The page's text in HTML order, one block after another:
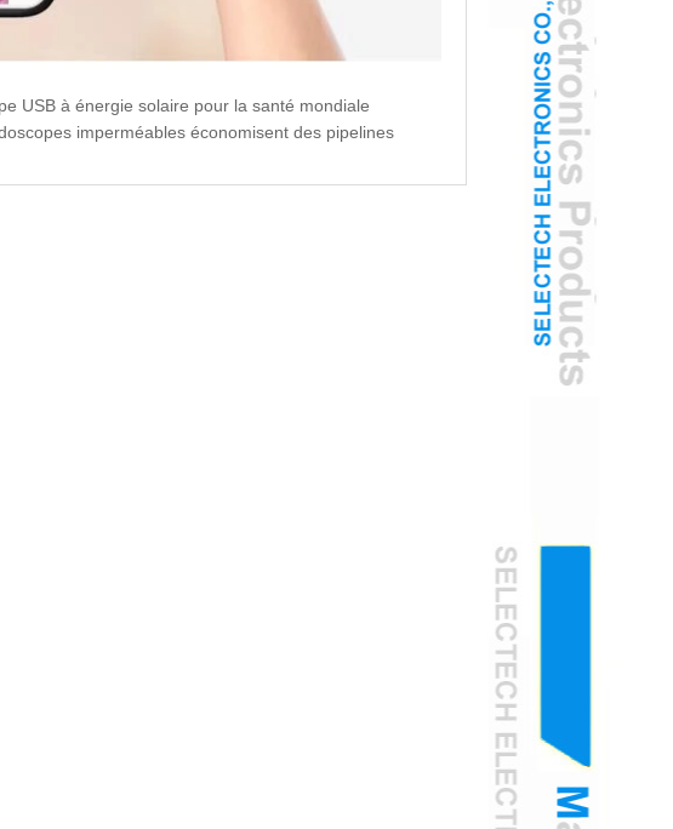
USB à énergie solaire pour la santé mondiale
imperméables économisent des pipelines